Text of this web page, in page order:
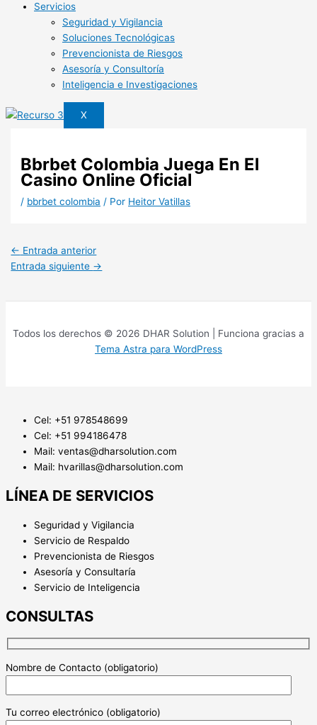
Servicios
Seguridad y Vigilancia
Soluciones Tecnológicas
Prevencionista de Riesgos
Asesoría y Consultoría
Inteligencia e Investigaciones
X
Bbrbet Colombia Juega En El
Casino Online Oficial
/ bbrbet colombia / Por Heitor Vatillas
← Entrada anterior
Entrada siguiente →
Todos los derechos © 2026 DHAR Solution | Funciona gracias a
Tema Astra para WordPress
Cel: +51 978548699
Cel: +51 994186478
Mail: ventas@dharsolution.com
Mail: hvarillas@dharsolution.com
LÍNEA DE SERVICIOS
Seguridad y Vigilancia
Servicio de Respaldo
Prevencionista de Riesgos
Asesoría y Consultaría
Servicio de Inteligencia
CONSULTAS
Nombre de Contacto (obligatorio)
Tu correo electrónico (obligatorio)